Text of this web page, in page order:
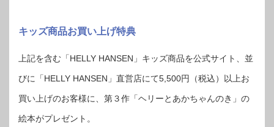
キッズ商品お買い上げ特典
上記を含む「HELLY HANSEN」キッズ商品を公式サイト、並
びに「HELLY HANSEN」直営店にて5,500円（税込）以上お
買い上げのお客様に、第３作「ヘリーとあかちゃんのき」の
絵本がプレゼント。